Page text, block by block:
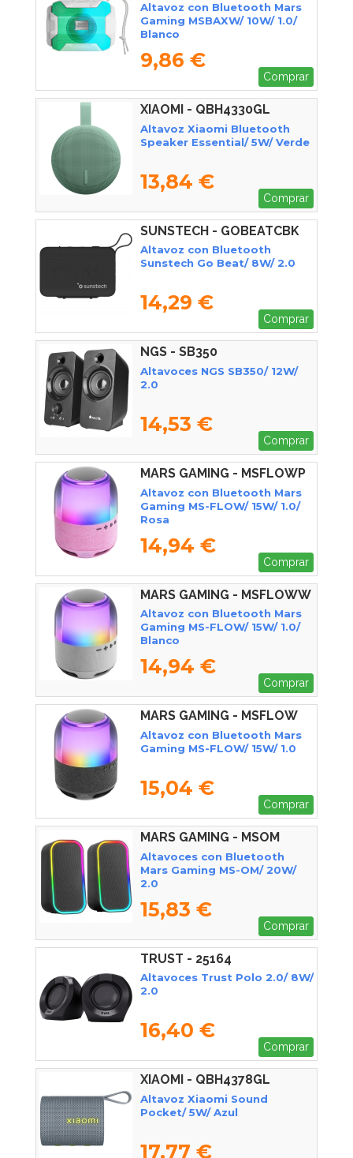
Altavoz con Bluetooth Mars
Gaming MSBAXW/ 10W/ 1.0/
Blanco
9,86 €
Comprar
XIAOMI - QBH4330GL
Altavoz Xiaomi Bluetooth
Speaker Essential/ 5W/ Verde
13,84 €
Comprar
SUNSTECH - GOBEATCBK
Altavoz con Bluetooth
Sunstech Go Beat/ 8W/ 2.0
14,29 €
Comprar
NGS - SB350
Altavoces NGS SB350/ 12W/
2.0
14,53 €
Comprar
MARS GAMING - MSFLOWP
Altavoz con Bluetooth Mars
Gaming MS-FLOW/ 15W/ 1.0/
Rosa
14,94 €
Comprar
MARS GAMING - MSFLOWW
Altavoz con Bluetooth Mars
Gaming MS-FLOW/ 15W/ 1.0/
Blanco
14,94 €
Comprar
MARS GAMING - MSFLOW
Altavoz con Bluetooth Mars
Gaming MS-FLOW/ 15W/ 1.0
15,04 €
Comprar
MARS GAMING - MSOM
Altavoces con Bluetooth
Mars Gaming MS-OM/ 20W/
2.0
15,83 €
Comprar
TRUST - 25164
Altavoces Trust Polo 2.0/ 8W/
2.0
16,40 €
Comprar
XIAOMI - QBH4378GL
Altavoz Xiaomi Sound
Pocket/ 5W/ Azul
17,77 €